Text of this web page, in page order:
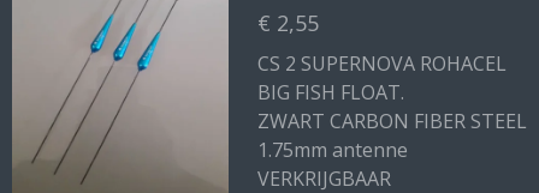
€ 2,55
CS 2 SUPERNOVA ROHACEL
BIG FISH FLOAT.
ZWART CARBON FIBER STEEL
1.75mm antenne
VERKRIJGBAAR